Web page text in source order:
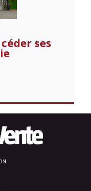
ses